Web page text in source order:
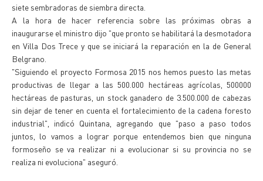
siete sembradoras de siembra directa.
A la hora de hacer referencia sobre las próximas obras a
inaugurarse el ministro dijo "que pronto se habilitará la desmotadora
en Villa Dos Trece y que se iniciará la reparación en la de General
Belgrano.
"Siguiendo el proyecto Formosa 2015 nos hemos puesto las metas
productivas de llegar a las 500.000 hectáreas agrícolas, 500000
hectáreas de pasturas, un stock ganadero de 3.500.000 de cabezas
sin dejar de tener en cuenta el fortalecimiento de la cadena foresto
industrial", indicó Quintana, agregando que "paso a paso todos
juntos, lo vamos a lograr porque entendemos bien que ninguna
formoseño se va realizar ni a evolucionar si su provincia no se
realiza ni evoluciona" aseguró.